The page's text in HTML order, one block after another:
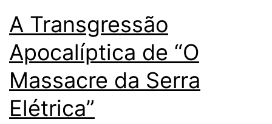
A Transgressão
Apocalíptica de “O
Massacre da Serra
Elétrica”